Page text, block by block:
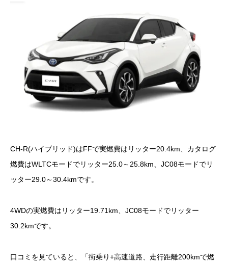
CH-R(ハイブリッド)はFFで実燃費はリッター20.4km、カタログ
燃費はWLTCモードでリッター25.0～25.8km、JC08モードでリ
ッター29.0～30.4kmです。
4WDの実燃費はリッター19.71km、JC08モードでリッター
30.2kmです。
口コミを見ていると、「街乗り+高速道路、走行距離200kmで燃